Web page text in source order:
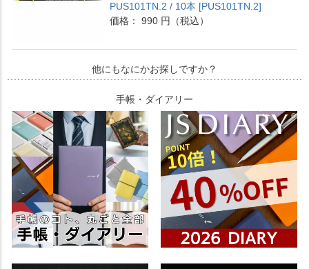
PUS101TN.2 / 10本 [PUS101TN.2]
価格： 990 円（税込）
他にもなにかお探しですか？
手帳・ダイアリー